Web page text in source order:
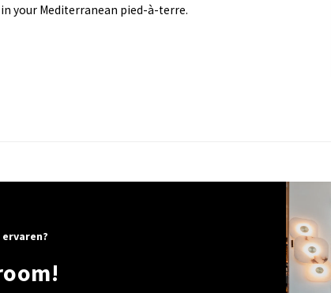
your Mediterranean pied-à-terre.